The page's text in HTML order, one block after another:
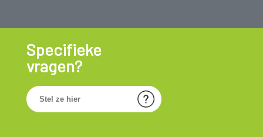
Specifieke
vragen?